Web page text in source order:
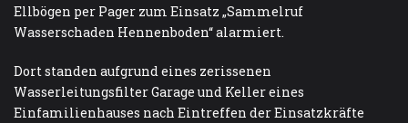
Ellbögen per Pager zum Einsatz „Sammelruf
Wasserschaden Hennenboden“ alarmiert.
Dort standen aufgrund eines zerissenen
Wasserleitungsfilter Garage und Keller eines
Einfamilienhauses nach Eintreffen der Einsatzkräfte